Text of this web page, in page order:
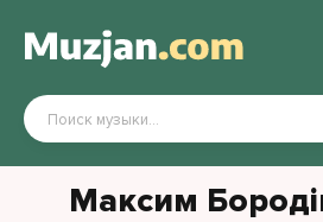
Максим